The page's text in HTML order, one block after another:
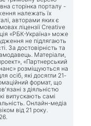
сторінка порталу -
належать їх
авторами яких є
ліцензії Creative
«РБК-Україна» може
не підлягають
За достовірність та
Матеріали,
«Партнерський
розміщуються на
осіб, які досягли 21-
формат, що
з діяльністю
випускають самі
Онлайн-медіа
від 21 року.